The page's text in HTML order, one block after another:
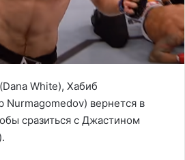
White), Хабиб
Nurmagomedov) вернется в
сразиться с Джастином